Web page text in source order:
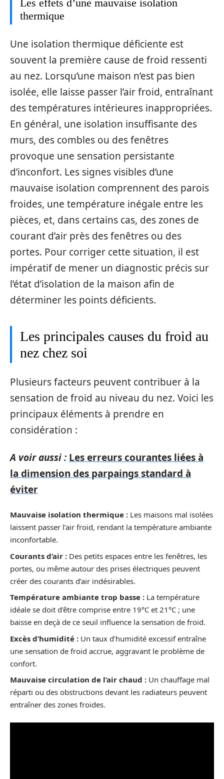
Les effets d’une mauvaise isolation
thermique
Une isolation thermique déficiente est
souvent la première cause de froid ressenti
au nez. Lorsqu’une maison n’est pas bien
isolée, elle laisse passer l’air froid, entraînant
des températures intérieures inappropriées.
En général, une isolation insuffisante des
murs, des combles ou des fenêtres
provoque une sensation persistante
d’inconfort. Les signes visibles d’une
mauvaise isolation comprennent des parois
froides, une température inégale entre les
pièces, et, dans certains cas, des zones de
courant d’air près des fenêtres ou des
portes. Pour corriger cette situation, il est
impératif de mener un diagnostic précis sur
l’état d’isolation de la maison afin de
déterminer les points déficients.
Les principales causes du froid au
nez chez soi
Plusieurs facteurs peuvent contribuer à la
sensation de froid au niveau du nez. Voici les
principaux éléments à prendre en
considération :
A voir aussi : Les erreurs courantes liées à
la dimension des parpaings standard à
éviter
Mauvaise isolation thermique : Les maisons mal isolées
laissent passer l’air froid, rendant la température ambiante
inconfortable.
Courants d’air : Des petits espaces entre les fenêtres, les
portes, ou même autour des prises électriques peuvent
créer des courants d’air indésirables.
Température ambiante trop basse : La température
idéale se doit d’être comprise entre 19°C et 21°C ; une
baisse en deçà de ce seuil influence la sensation de froid.
Excès d’humidité : Un taux d’humidité excessif entraîne
une sensation de froid accrue, aggravant le problème de
confort.
Mauvaise circulation de l’air chaud : Un chauffage mal
réparti ou des obstructions devant les radiateurs peuvent
entraîner des zones froides.